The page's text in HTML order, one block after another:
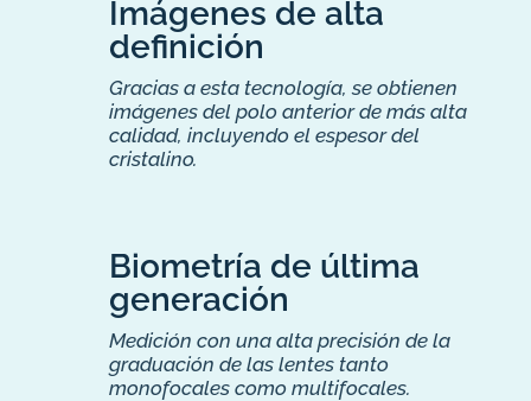
Imágenes de alta
definición
Gracias a esta tecnología, se obtienen
imágenes del polo anterior de más alta
calidad, incluyendo el espesor del
cristalino.
Biometría de última
generación
Medición con una alta precisión de la
graduación de las lentes tanto
monofocales como multifocales.